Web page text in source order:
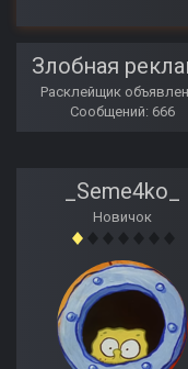
Злобная
Расклейщик
Сообщений: 666
_Seme4ko_
Новичок